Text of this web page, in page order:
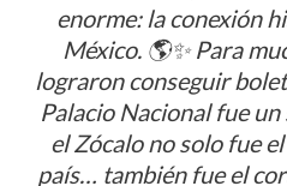
enorme: la conexión
México. 🌎✨ Para
lograron conseguir
Palacio Nacional fue
el Zócalo no solo fue
país… también fue el